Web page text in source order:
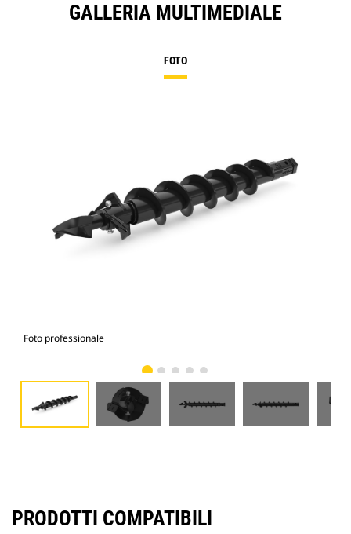
GALLERIA MULTIMEDIALE
FOTO
Foto professionale
PRODOTTI COMPATIBILI